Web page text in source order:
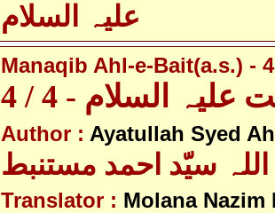
علیہ السلام
Manaqib Ahl-e-Bait(a.s.) -
السلام - 4 / 4
Author : Ayatullah Syed
سیّد احمد مستنبط
Translator : Molana Nazim